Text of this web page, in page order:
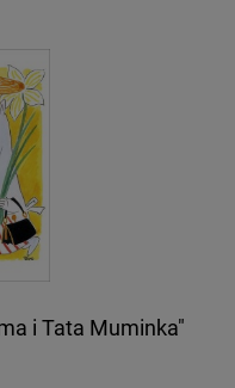
i Tata Muminka"